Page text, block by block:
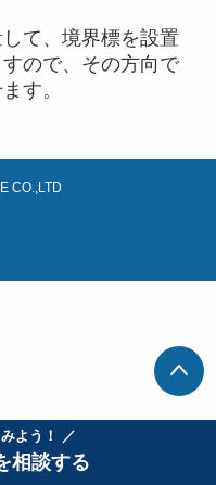
よう！ ／
相談する
て、境界標を設置
ので、その方向で
す。
CO.,LTD